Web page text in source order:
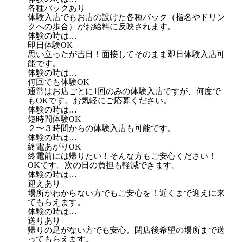
各種バックあり
体験入店でもお店の設けた各種バック（指名やドリン
クへの歩合）がお給料に反映されます。
体験の時は…
即日体験OK
思い立ったが吉日！面接してそのまま即日体験入店可
能です。
体験の時は…
何回でも体験OK
通常はお店ごとに1回のみの体験入店ですが、何度で
もOKです。お気軽にご応募ください。
体験の時は…
短時間体験OK
２〜３時間からの体験入店も可能です。
体験の時は…
終電あがりOK
終電前には帰りたい！そんな方もご安心ください！
OKです。次の日の負担も軽減できます。
体験の時は…
迎えあり
場所がわからない方でもご安心を！近くまで迎えに来
てもらえます。
体験の時は…
送りあり
帰りの足がない方でも安心。閉店後希望の場所まで送
ってもらえます。